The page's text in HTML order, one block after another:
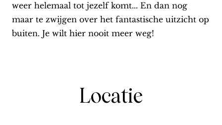
weer helemaal tot jezelf komt... En dan nog
maar te zwijgen over het fantastische uitzicht op
buiten. Je wilt hier nooit meer weg!
Locatie